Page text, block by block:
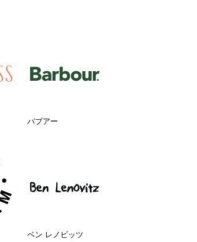
バブアー
ベン レノビッツ